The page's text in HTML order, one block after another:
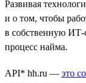
Развивая
и о том, чтобы
в собственную ИТ-
процесс найма.
API* hh.ru — это